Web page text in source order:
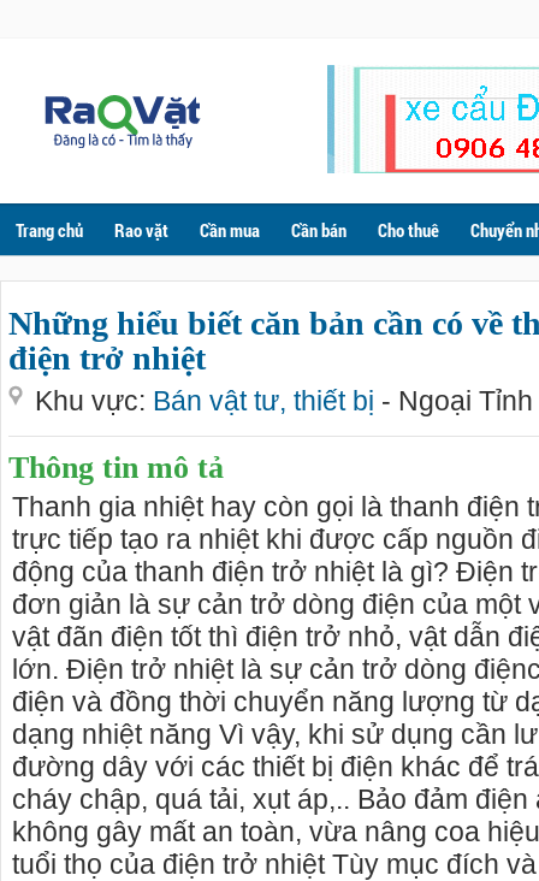
Trang chủ Rao vặt Cần mua Cần bán Cho thuê Chuyển
Những hiểu biết căn bản cần có về
điện trở nhiệt
Khu vực: Bán vật tư, thiết bị - Ngoại
Thông tin mô tả
Thanh gia nhiệt hay còn gọi là thanh điện
trực tiếp tạo ra nhiệt khi được cấp nguồn
động của thanh điện trở nhiệt là gì? Điện
đơn giản là sự cản trở dòng điện của một
vật đãn điện tốt thì điện trở nhỏ, vật dẫn
lớn. Điện trở nhiệt là sự cản trở dòng
điện và đồng thời chuyển năng lượng từ
dạng nhiệt năng Vì vậy, khi sử dụng cần
đường dây với các thiết bị điện khác để
cháy chập, quá tải, xụt áp,.. Bảo đảm
không gây mất an toàn, vừa nâng coa
tuổi thọ của điện trở nhiệt Tùy mục đích